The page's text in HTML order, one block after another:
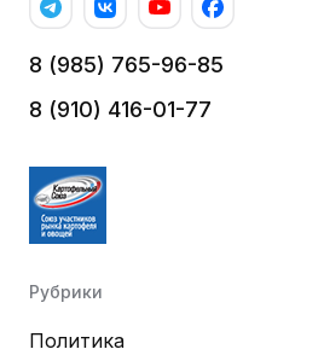
8 (985) 765-96-85
8 (910) 416-01-77
Рубрики
Политика